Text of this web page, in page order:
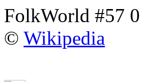
FolkWorld #57
© Wikipedia